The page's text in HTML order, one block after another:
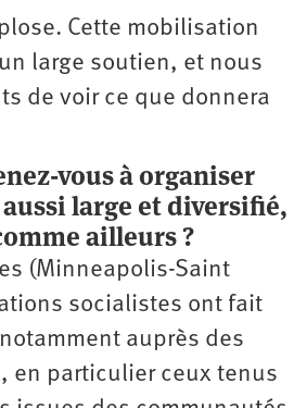
Cette mobilisation
large soutien, et nous
de voir ce que donnera
vous à organiser
large et diversifié,
ailleurs ?
(Minneapolis-­Saint
socialistes ont fait
auprès des
en particulier ceux tenus